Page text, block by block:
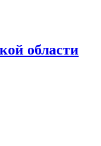
области